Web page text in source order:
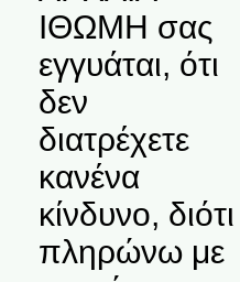
ΙΘΩΜΗ σας
εγγυάται, ότι
δεν
διατρέχετε
κανένα
κίνδυνο, διότι
πληρώνω με